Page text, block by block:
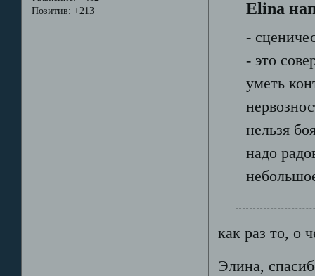
Позитив: +213 Elina
-
- это
уметь
нельзя
надо
как раз то, о
Элина,